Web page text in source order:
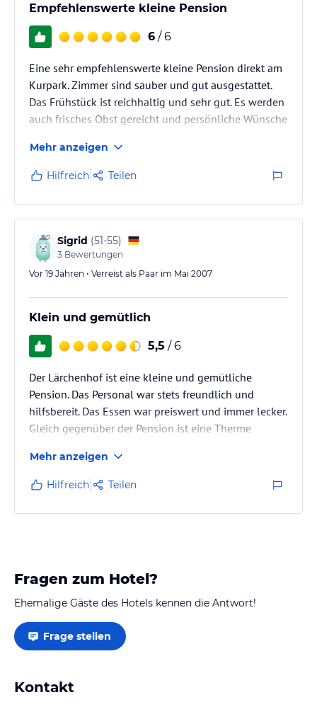
Empfehlenswerte kleine Pension
6 / 6
Eine sehr empfehlenswerte kleine Pension direkt am
Kurpark. Zimmer sind sauber und gut ausgestattet.
Das Frühstück ist reichhaltig und sehr gut. Es werden
auch frisches Obst gereicht und persönliche Wünsche
Möglichkeit erfüllt. Die Vermieter sind sehr freundlich
und entgegenkommend. Komme gerne wieder.
Mehr anzeigen
Hilfreich Teilen
Sigrid (51-55)
3 Bewertungen
Vor 19 Jahren • Verreist als Paar im Mai 2007
Klein und gemütlich
5,5 / 6
Der Lärchenhof ist eine kleine und gemütliche
Pension. Das Personal war stets freundlich und
hilfsbereit. Das Essen war preiswert und immer lecker.
Gleich gegenüber der Pension ist eine Therme
Insgesamt war es ein sehr schöner, aktiver und
gesunder Urlaub.
Mehr anzeigen
Hilfreich Teilen
Fragen zum Hotel?
Ehemalige Gäste des Hotels kennen die Antwort!
Frage stellen
Kontakt